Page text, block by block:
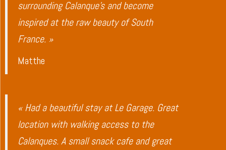
surrounding Calanque’s and become
inspired at the raw beauty of South
France. »
Matthe
« Had a beautiful stay at Le Garage. Great
location with walking access to the
Calanques. A small snack cafe and great